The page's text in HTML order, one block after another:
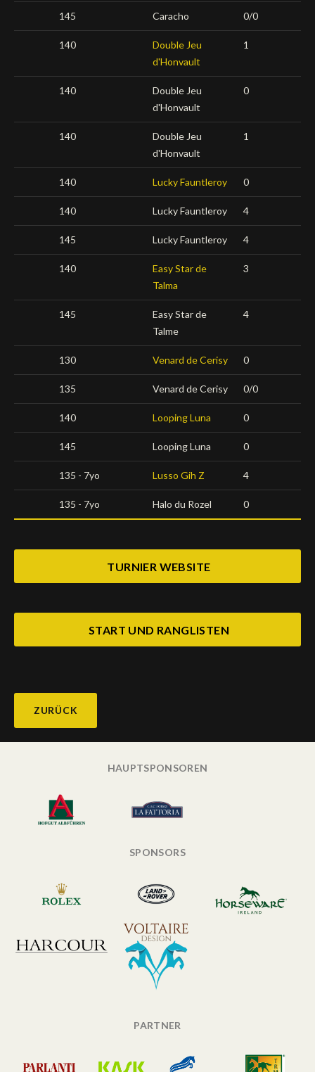
145 Caracho 0/0
140
Double Jeu
d'Honvault
1
140
Double Jeu
d'Honvault
0
140
Double Jeu
d'Honvault
1
140 Lucky Fauntleroy 0
140 Lucky Fauntleroy 4
145 Lucky Fauntleroy 4
140
Easy Star de
Talma
3
145
Easy Star de
Talme
4
130 Venard de Cerisy 0
135 Venard de Cerisy 0/0
140 Looping Luna 0
145 Looping Luna 0
135 - 7yo Lusso Gih Z 4
135 - 7yo Halo du Rozel 0
TURNIER WEBSITE
START UND RANGLISTEN
ZURÜCK
HAUPTSPONSOREN
SPONSORS
PARTNER